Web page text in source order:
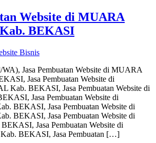
Website di MUARA
BEKASI
Jasa Pembuatan Website di MUARA
Jasa Pembuatan Website di
Kab. BEKASI, Jasa Pembuatan Website di
Jasa Pembuatan Website di
BEKASI, Jasa Pembuatan Website di
BEKASI, Jasa Pembuatan Website di
Jasa Pembuatan Website di
BEKASI, Jasa Pembuatan […]